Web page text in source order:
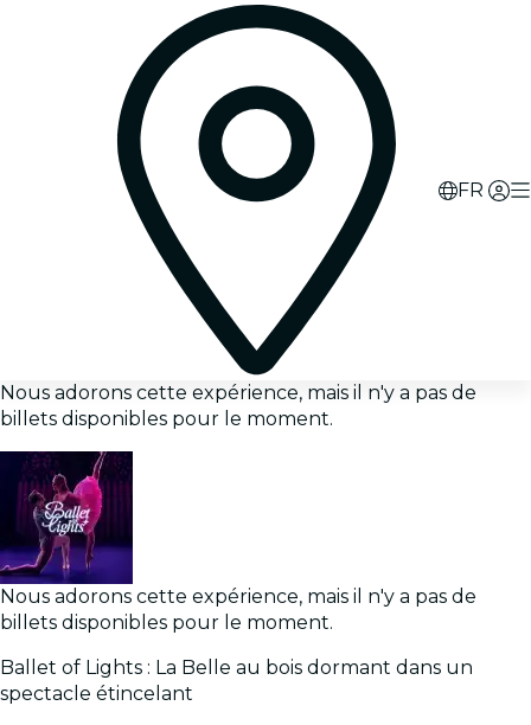
FR
Nous adorons cette expérience, mais il n'y a pas de
billets disponibles pour le moment.
Nous adorons cette expérience, mais il n'y a pas de
billets disponibles pour le moment.
Ballet of Lights : La Belle au bois dormant dans un
spectacle étincelant